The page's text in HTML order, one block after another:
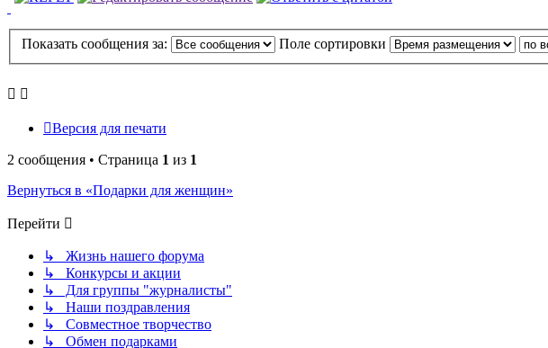
Показать сообщения за: Поле сортировки
Версия для печати
2 сообщения • Страница 1 из 1
Вернуться в «Подарки для женщин»
Перейти
↳ Жизнь нашего форума
↳ Конкурсы и акции
↳ Для группы "журналисты"
↳ Наши поздравления
↳ Совместное творчество
↳ Обмен подарками